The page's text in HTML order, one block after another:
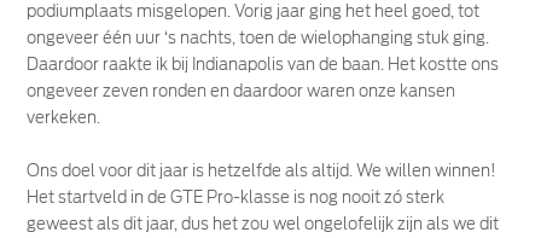
podiumplaats misgelopen. Vorig jaar ging het heel goed, tot
ongeveer één uur ‘s nachts, toen de wielophanging stuk ging.
Daardoor raakte ik bij Indianapolis van de baan. Het kostte ons
ongeveer zeven ronden en daardoor waren onze kansen
verkeken.
Ons doel voor dit jaar is hetzelfde als altijd. We willen winnen!
Het startveld in de GTE Pro-klasse is nog nooit zó sterk
geweest als dit jaar, dus het zou wel ongelofelijk zijn als we dit